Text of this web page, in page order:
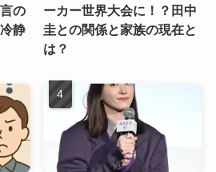
の
静
ーカー世界大会に！？田中
圭との関係と家族の現在と
は？